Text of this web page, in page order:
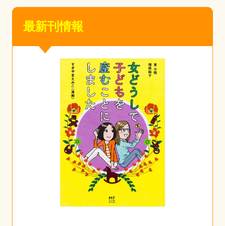
最新刊情報